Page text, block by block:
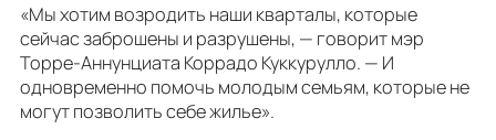
«Мы хотим возродить наши кварталы, которые
сейчас заброшены и разрушены, — говорит мэр
Торре-Аннунциата Коррадо Куккурулло. — И
одновременно помочь молодым семьям, которые не
могут позволить себе жилье».